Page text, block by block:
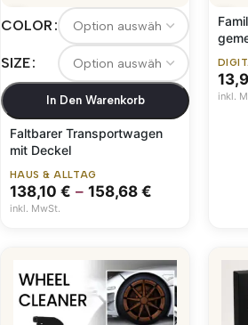
COLOR
SIZE
In Den Warenkorb
Faltbarer Transportwagen
mit Deckel
HAUS & ALLTAG
138,10 € – 158,68 €
inkl. MwSt.
inkl.